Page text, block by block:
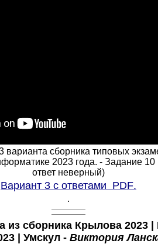
варианта сборника типовых
2023 года. - Задание 10
ответ неверный)
Вариант 3 с ответами PDF.
.
из сборника Крылова 2023
| Умскул - Виктория